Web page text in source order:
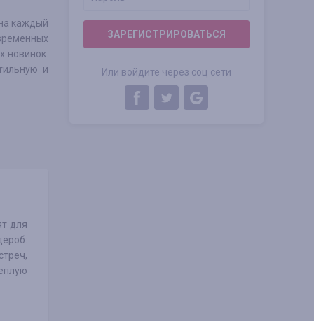
ЗАРЕГИСТРИРОВАТЬСЯ
Или войдите через соц сети
каждый
новинок.
и
для